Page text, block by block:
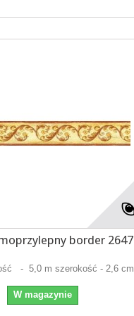
border 2647
- 5,0 m szerokość - 2,6 cm
W magazynie